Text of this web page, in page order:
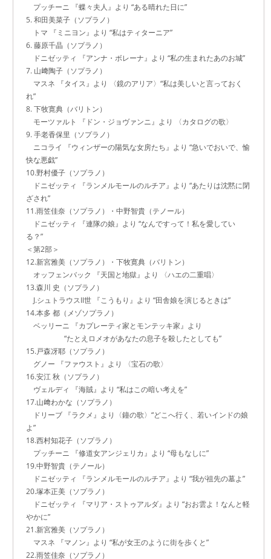
プッチーニ 『蝶々夫人』より “ある晴れた日に”
5. 和田美菜子（ソプラノ）
トマ 『ミニヨン』より “私はティターニア”
6. 藤原千晶（ソプラノ）
ドニゼッティ 『アンナ・ボレーナ』より “私の生まれたあのお城”
7. 山﨑陶子（ソプラノ）
マスネ 『タイス』より 〈鏡のアリア〉“私は美しいと言っておく
れ”
8. 下牧寛典（バリトン）
モーツァルト 『ドン・ジョヴァンニ』より 〈カタログの歌〉
9. 手老香保里（ソプラノ）
ニコライ 『ウィンザーの陽気な女房たち』より “急いでおいで、愉
快な悪戯”
10.野村優子（ソプラノ）
ドニゼッティ 『ランメルモールのルチア』より “あたりは沈黙に閉
ざされ”
11.雨笠佳奈（ソプラノ）・中野智貴（テノール）
ドニゼッティ 『連隊の娘』より “なんですって！私を愛してい
る？”
＜第2部＞
12.新宮雅美（ソプラノ）・下牧寛典（バリトン）
オッフェンバック 『天国と地獄』より 〈ハエの二重唱〉
13.森川 史（ソプラノ）
J.シュトラウスII世 『こうもり』より “田舎娘を演じるときは”
14.本多 都（メゾソプラノ）
ベッリーニ 『カプレーティ家とモンテッキ家』より
“たとえロメオがあなたの息子を殺したとしても”
15.戸森冴耶（ソプラノ）
グノー 『ファウスト』より 〈宝石の歌〉
16.安江 秋（ソプラノ）
ヴェルディ 『海賊』より “私はこの暗い考えを”
17.山﨑わかな（ソプラノ）
ドリーブ 『ラクメ』より〈鐘の歌〉“どこへ行く、若いインドの娘
よ”
18.西村知花子（ソプラノ）
プッチーニ 『修道女アンジェリカ』より “母もなしに”
19.中野智貴（テノール）
ドニゼッティ 『ランメルモールのルチア』より “我が祖先の墓よ”
20.塚本正美（ソプラノ）
ドニゼッティ 『マリア・ストゥアルダ』より “おお雲よ！なんと軽
やかに”
21.新宮雅美（ソプラノ）
マスネ 『マノン』より “私が女王のように街を歩くと”
22.雨笠佳奈（ソプラノ）